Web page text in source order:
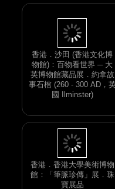
香港．沙田 (香港文化博
物館)：百物看世界 ─ 大
英博物館藏品展．約拿故
事石棺 (260 - 300 AD，英